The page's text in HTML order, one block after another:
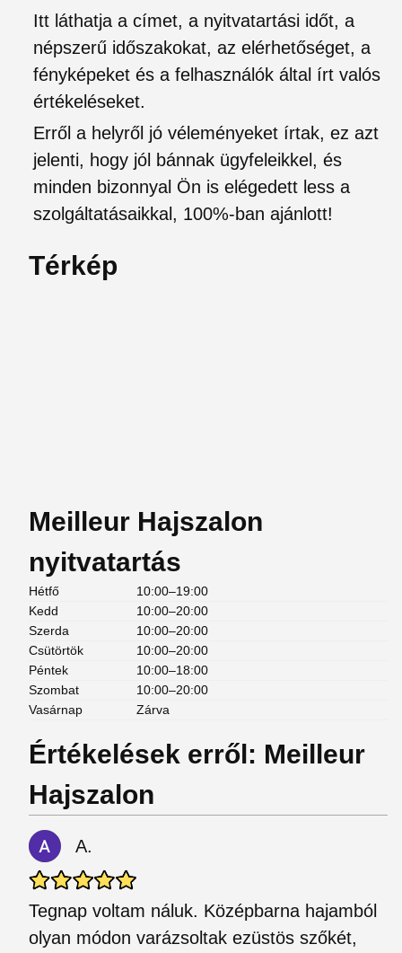
Itt láthatja a címet, a nyitvatartási időt, a
népszerű időszakokat, az elérhetőséget, a
fényképeket és a felhasználók által írt valós
értékeléseket.
Erről a helyről jó véleményeket írtak, ez azt
jelenti, hogy jól bánnak ügyfeleikkel, és
minden bizonnyal Ön is elégedett less a
szolgáltatásaikkal, 100%-ban ajánlott!
Térkép
Meilleur Hajszalon
nyitvatartás
Hétfő
10:00–19:00
Kedd
10:00–20:00
Szerda
10:00–20:00
Csütörtök
10:00–20:00
Péntek
10:00–18:00
Szombat
10:00–20:00
Vasárnap
Zárva
Értékelések erről: Meilleur
Hajszalon
A.
Tegnap voltam náluk. Középbarna hajamból
olyan módon varázsoltak ezüstös szőkét,